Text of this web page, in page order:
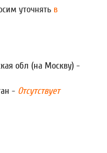
уточнять в
обл (на Москву) -
- Отсутствует